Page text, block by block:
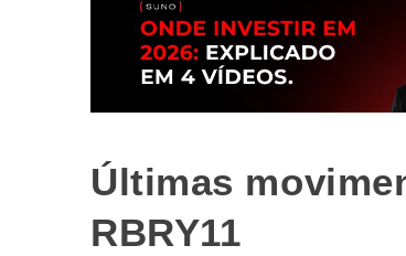
Últimas
RBRY11